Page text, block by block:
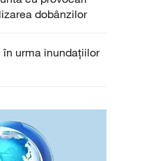
dobânzilor
urma inundațiilor